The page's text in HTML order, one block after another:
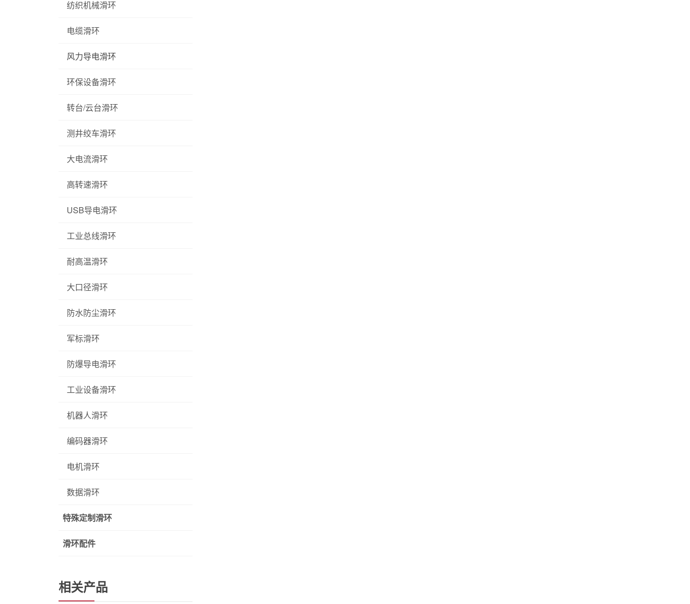
纺织机械滑环
电缆滑环
风力导电滑环
环保设备滑环
转台/云台滑环
测井绞车滑环
大电流滑环
高转速滑环
USB导电滑环
工业总线滑环
耐高温滑环
大口径滑环
防水防尘滑环
军标滑环
防爆导电滑环
工业设备滑环
机器人滑环
编码器滑环
电机滑环
数据滑环
特殊定制滑环
滑环配件
相关产品